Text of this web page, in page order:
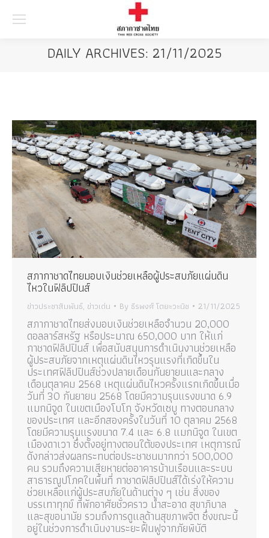
DAILY ARCHIVES: 21/11/2025
สภากาชาดไทยมอบเงินช่วยเหลือผู้ประสบภัยแผ่นดิน
ไหวในฟิลิปปินส์
ข่าวประชาสัมพันธ์, ข่าวเด่น By ธีรพงศ์ โตยะวะนิช 21/11/2025
สภากาชาดไทยส่งมอบเงินช่วยเหลือจำนวน 20,000
ดอลลาร์สหรัฐ หรือประมาณ 650,000 บาท ให้แก่
กาชาดฟิลิปปินส์ เพื่อสนับสนุนการดำเนินงานช่วยเหลือ
ผู้ประสบภัยจากเหตุแผ่นดินไหวรุนแรงที่เกิดขึ้นใน
ประเทศฟิลิปปินส์ช่วงปลายเดือนกันยายนและกลาง
เดือนตุลาคม 2568 เหตุแผ่นดินไหวครั้งแรกเกิดขึ้นเมื่อ
วันที่ 30 กันยายน 2568 โดยมีความรุนแรงขนาด 6.9
แมกนิจูด ในเขตเมืองโบโก จังหวัดเซบู ทางตอนกลาง
ของประเทศ และอีกสองครั้งในวันที่ 10 ตุลาคม 2568
โดยมีความรุนแรงขนาด 7.4 และ 6.8 แมกนิจูด ในเขต
เมืองดาเวา ซึ่งตั้งอยู่ทางตอนใต้ของประเทศ เหตุการณ์
ดังกล่าวส่งผลกระทบต่อประชาชนมากกว่า 500,000
คน รวมถึงความเสียหายต่ออาคารบ้านเรือนและระบบ
สาธารณูปโภคในพื้นที่ กาชาดฟิลิปปินส์ได้เร่งให้ความ
ช่วยเหลือแก่ผู้ประสบภัยในด้านต่าง ๆ เช่น สิ่งของ
บรรเทาทุกข์ ที่พักอาศัยชั่วคราว น้ำสะอาด สุขาภิบาล
และสุขอนามัย รวมถึงการดูแลด้านสุขภาพจิต ซึ่งขณะนี้
อยู่ในช่วงการดำเนินงานระยะฟื้นฟูจากภัยพิบัติ